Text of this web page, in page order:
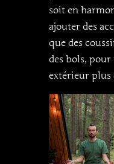
soit en
ajouter des
que des
des bols, pour
extérieur plus